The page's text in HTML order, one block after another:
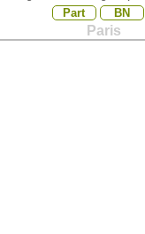
Part BN
Paris